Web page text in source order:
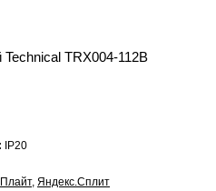
TRX004-112B
IP20
Плайт, Яндекс.Сплит